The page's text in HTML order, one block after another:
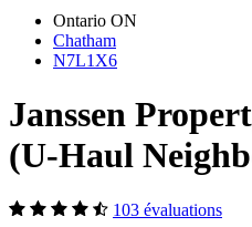
Ontario ON
Chatham
N7L1X6
Janssen
(U-Haul
103 évaluations